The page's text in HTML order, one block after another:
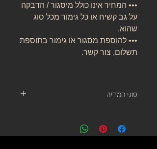
••• המחיר אינו כולל מיסגור / הדבקה
על גב קשיח או כל גימור מכל סוג
שהוא.
••• להוספת מסגור או גימור בתוספת
תשלום, צור קשר.
סוגי המדיה
לובן ניטרלי ובמשקל של 310 גרם.